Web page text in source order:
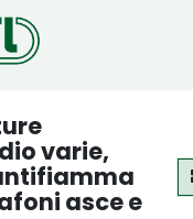
varie,
asce e